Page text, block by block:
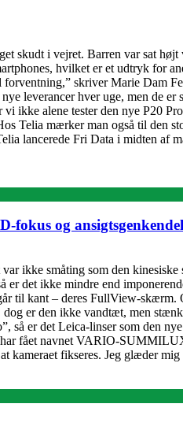
skudt i vejret. Barren var sat
hvilket er et udtryk for
skriver Marie Dam
leverancer hver uge, men de
vi ikke alene tester den nye
Telia mærker man også til den
lancerede Fri Data i midten
fokus og
ikke småting som den
det ikke mindre end
til kant – deres FullView-
er den ikke vandtæt, men
så er det Leica-linser som den
fået navnet VARIO-
kameraet fikseres. Jeg glæder